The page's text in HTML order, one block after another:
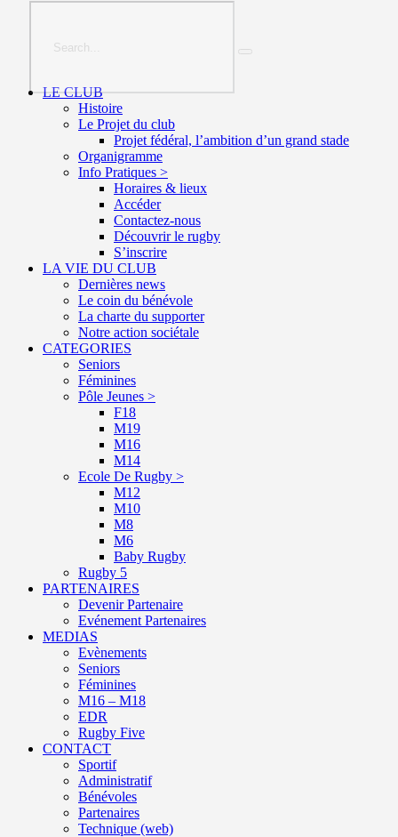
LE CLUB
Histoire
Le Projet du club
Projet fédéral, l’ambition d’un grand stade
Organigramme
Info Pratiques >
Horaires & lieux
Accéder
Contactez-nous
Découvrir le rugby
S’inscrire
LA VIE DU CLUB
Dernières news
Le coin du bénévole
La charte du supporter
Notre action sociétale
CATEGORIES
Seniors
Féminines
Pôle Jeunes >
F18
M19
M16
M14
Ecole De Rugby >
M12
M10
M8
M6
Baby Rugby
Rugby 5
PARTENAIRES
Devenir Partenaire
Evénement Partenaires
MEDIAS
Evènements
Seniors
Féminines
M16 – M18
EDR
Rugby Five
CONTACT
Sportif
Administratif
Bénévoles
Partenaires
Technique (web)